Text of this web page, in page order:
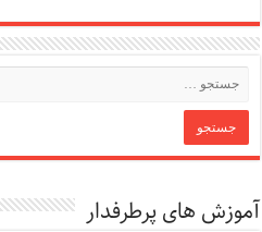
آموزش های پرطرفدار